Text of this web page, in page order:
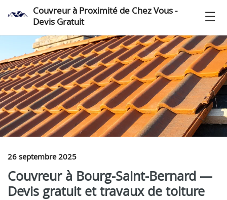
Couvreur à Proximité de Chez Vous -
Devis Gratuit
26 septembre 2025
Couvreur à Bourg-Saint-Bernard —
Devis gratuit et travaux de toiture